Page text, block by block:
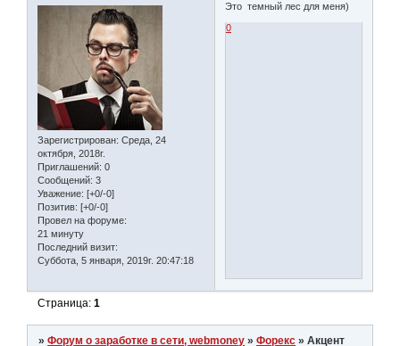
Зарегистрирован: Среда, 24
октября, 2018г.
Приглашений: 0
Сообщений: 3
Уважение: [+0/-0]
Позитив: [+0/-0]
Провел на форуме:
21 минуту
Последний визит:
Суббота, 5 января, 2019г. 20:47:18
Это темный лес для меня)
0
Страница:1
»Форум о заработке в сети, webmoney »Форекс »Акцент